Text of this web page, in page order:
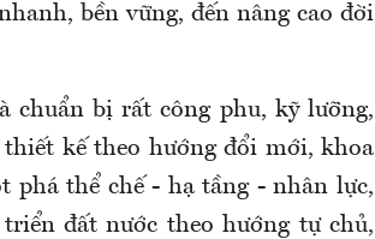
bền vững, đến nâng cao đời
chuẩn bị rất công phu, kỹ lưỡng,
kế theo hướng đổi mới, khoa
phá thể chế - hạ tầng - nhân lực,
đất nước theo hướng tự chủ,